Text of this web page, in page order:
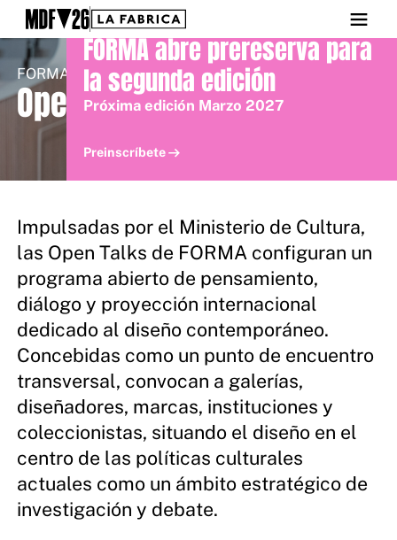
FORMA
Open Talks
FORMA abre prereserva para
la segunda edición
Próxima edición Marzo 2027
Preinscríbete
Impulsadas por el Ministerio de Cultura,
las Open Talks de FORMA configuran un
programa abierto de pensamiento,
diálogo y proyección internacional
dedicado al diseño contemporáneo.
Concebidas como un punto de encuentro
transversal, convocan a galerías,
diseñadores, marcas, instituciones y
coleccionistas, situando el diseño en el
centro de las políticas culturales
actuales como un ámbito estratégico de
investigación y debate.